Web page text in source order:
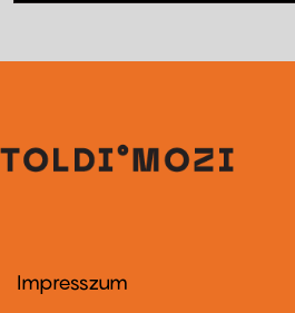
Footer
Impresszum